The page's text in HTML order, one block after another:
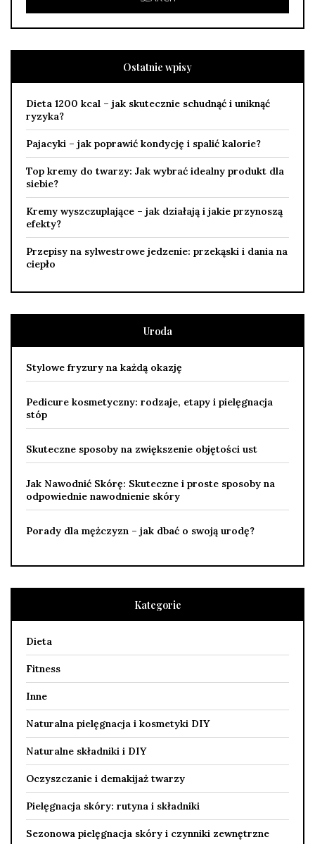
Ostatnie wpisy
Dieta 1200 kcal – jak skutecznie schudnąć i uniknąć
ryzyka?
Pajacyki – jak poprawić kondycję i spalić kalorie?
Top kremy do twarzy: Jak wybrać idealny produkt dla
siebie?
Kremy wyszczuplające – jak działają i jakie przynoszą
efekty?
Przepisy na sylwestrowe jedzenie: przekąski i dania na
ciepło
Uroda
Stylowe fryzury na każdą okazję
Pedicure kosmetyczny: rodzaje, etapy i pielęgnacja
stóp
Skuteczne sposoby na zwiększenie objętości ust
Jak Nawodnić Skórę: Skuteczne i proste sposoby na
odpowiednie nawodnienie skóry
Porady dla mężczyzn – jak dbać o swoją urodę?
Kategorie
Dieta
Fitness
Inne
Naturalna pielęgnacja i kosmetyki DIY
Naturalne składniki i DIY
Oczyszczanie i demakijaż twarzy
Pielęgnacja skóry: rutyna i składniki
Sezonowa pielęgnacja skóry i czynniki zewnętrzne